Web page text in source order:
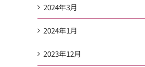
2024年3月
2024年1月
2023年12月